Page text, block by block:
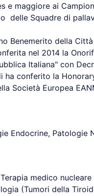
e maggiore ai
delle Squadre di
Benemerito della
nel 2014 la
Italiana" con
ha conferito la
Società Europea
Endocrine, Patologie
medico
(Tumori della